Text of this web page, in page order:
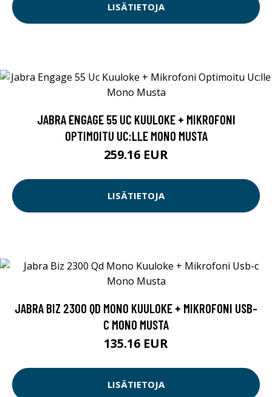
LISÄTIETOJA
JABRA ENGAGE 55 UC KUULOKE + MIKROFONI
OPTIMOITU UC:LLE MONO MUSTA
259.16 EUR
LISÄTIETOJA
JABRA BIZ 2300 QD MONO KUULOKE + MIKROFONI USB-
C MONO MUSTA
135.16 EUR
LISÄTIETOJA